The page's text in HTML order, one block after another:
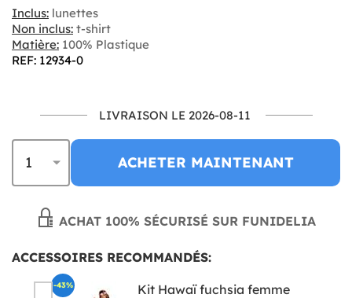
Inclus: lunettes
Non inclus: t-shirt
Matière: 100% Plastique
REF: 12934-0
LIVRAISON LE 2026-08-11
ACHETER MAINTENANT
ACHAT 100% SÉCURISÉ SUR FUNIDELIA
ACCESSOIRES RECOMMANDÉS:
Kit Hawaï fuchsia femme
-43%